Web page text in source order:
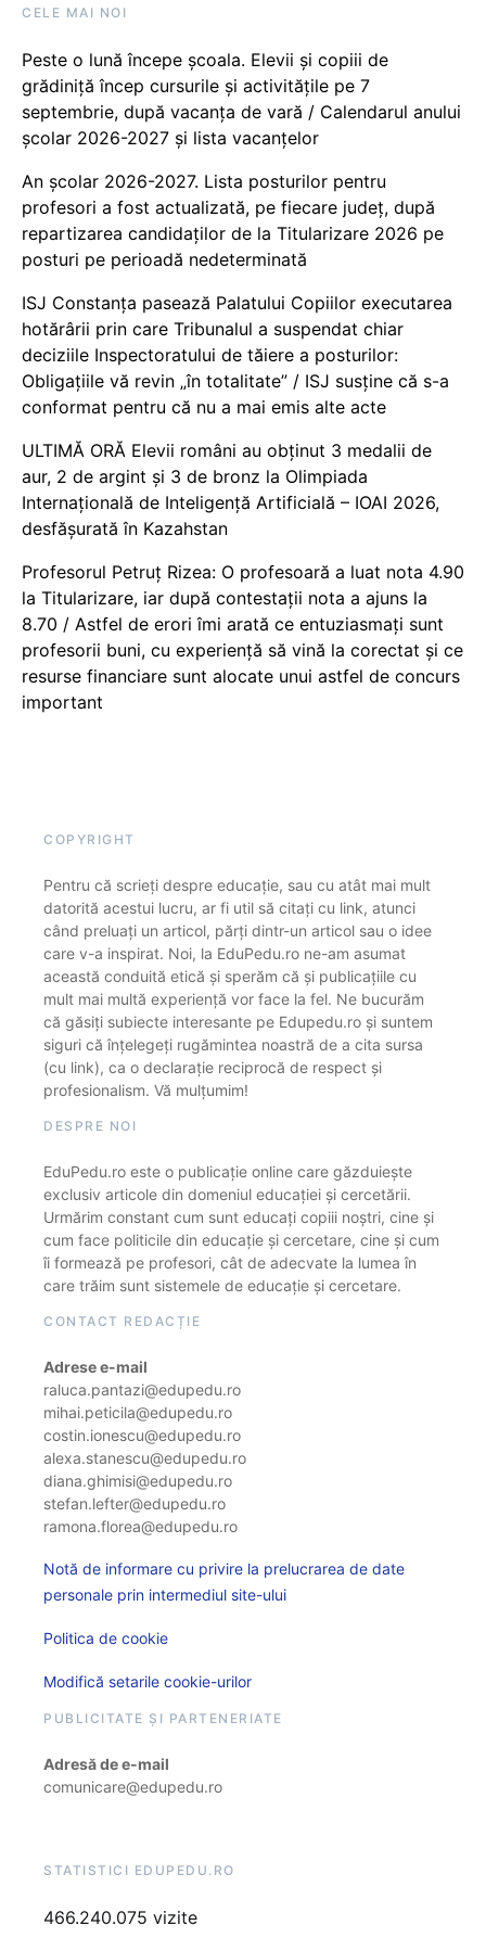
CELE MAI NOI
Peste o lună începe școala. Elevii și copiii de
grădiniță încep cursurile și activitățile pe 7
septembrie, după vacanța de vară / Calendarul anului
școlar 2026-2027 și lista vacanțelor
An școlar 2026-2027. Lista posturilor pentru
profesori a fost actualizată, pe fiecare județ, după
repartizarea candidaților de la Titularizare 2026 pe
posturi pe perioadă nedeterminată
ISJ Constanța pasează Palatului Copiilor executarea
hotărârii prin care Tribunalul a suspendat chiar
deciziile Inspectoratului de tăiere a posturilor:
Obligațiile vă revin „în totalitate” / ISJ susține că s-a
conformat pentru că nu a mai emis alte acte
ULTIMĂ ORĂ Elevii români au obținut 3 medalii de
aur, 2 de argint și 3 de bronz la Olimpiada
Internațională de Inteligență Artificială – IOAI 2026,
desfășurată în Kazahstan
Profesorul Petruț Rizea: O profesoară a luat nota 4.90
la Titularizare, iar după contestații nota a ajuns la
8.70 / Astfel de erori îmi arată ce entuziasmați sunt
profesorii buni, cu experiență să vină la corectat și ce
resurse financiare sunt alocate unui astfel de concurs
important
COPYRIGHT
Pentru că scrieți despre educație, sau cu atât mai mult
datorită acestui lucru, ar fi util să citați cu link, atunci
când preluați un articol, părți dintr-un articol sau o idee
care v-a inspirat. Noi, la EduPedu.ro ne-am asumat
această conduită etică și sperăm că și publicațiile cu
mult mai multă experiență vor face la fel. Ne bucurăm
că găsiți subiecte interesante pe Edupedu.ro și suntem
siguri că înțelegeți rugămintea noastră de a cita sursa
(cu link), ca o declarație reciprocă de respect și
profesionalism. Vă mulțumim!
DESPRE NOI
EduPedu.ro este o publicație online care găzduiește
exclusiv articole din domeniul educației și cercetării.
Urmărim constant cum sunt educați copiii noștri, cine și
cum face politicile din educație și cercetare, cine și cum
îi formează pe profesori, cât de adecvate la lumea în
care trăim sunt sistemele de educație și cercetare.
CONTACT REDACȚIE
Adrese e-mail
raluca.pantazi@edupedu.ro
mihai.peticila@edupedu.ro
costin.ionescu@edupedu.ro
alexa.stanescu@edupedu.ro
diana.ghimisi@edupedu.ro
stefan.lefter@edupedu.ro
ramona.florea@edupedu.ro
Notă de informare cu privire la prelucrarea de date
personale prin intermediul site-ului
Politica de cookie
Modifică setarile cookie-urilor
PUBLICITATE ȘI PARTENERIATE
Adresă de e-mail
comunicare@edupedu.ro
STATISTICI EDUPEDU.RO
466.240.075 vizite